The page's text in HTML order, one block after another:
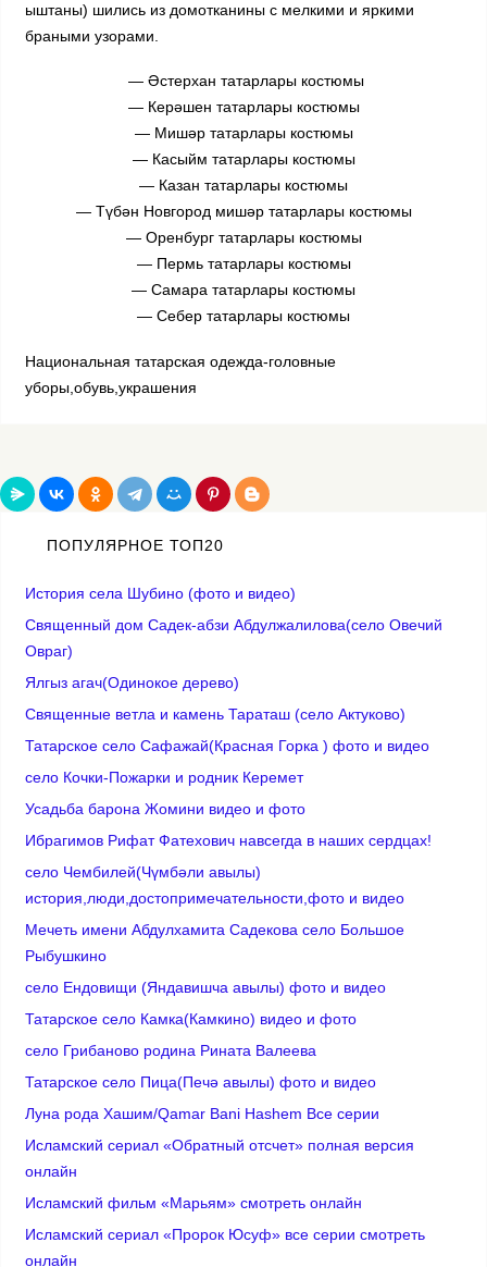
ыштаны) шились из домотканины с мелкими и яркими
браными узорами.
— Әстерхан татарлары костюмы
— Керәшен татарлары костюмы
— Мишәр татарлары костюмы
— Касыйм татарлары костюмы
— Казан татарлары костюмы
— Түбән Новгород мишәр татарлары костюмы
— Оренбург татарлары костюмы
— Пермь татарлары костюмы
— Самара татарлары костюмы
— Себер татарлары костюмы
Национальная татарская одежда-головные
уборы,обувь,украшения
ПОПУЛЯРНОЕ ТОП20
История села Шубино (фото и видео)
Священный дом Садек-абзи Абдулжалилова(село Овечий
Овраг)
Ялгыз агач(Одинокое дерево)
Cвященные ветла и камень Тараташ (село Актуково)
Татарское село Сафажай(Красная Горка ) фото и видео
село Кочки-Пожарки и родник Керемет
Усадьба барона Жомини видео и фото
Ибрагимов Рифат Фатехович навсегда в наших сердцах!
село Чембилей(Чүмбәли авылы)
история,люди,достопримечательности,фото и видео
Мечеть имени Абдулхамита Садекова село Большое
Рыбушкино
село Ендовищи (Яндавишча авылы) фото и видео
Татарское село Камка(Камкино) видео и фото
село Грибаново родина Рината Валеева
Татарское село Пица(Печә авылы) фото и видео
Луна рода Хашим/Qamar Bani Hashem Все серии
Исламский сериал «Обратный отсчет» полная версия
онлайн
Исламский фильм «Марьям» смотреть онлайн
Исламский сериал «Пророк Юсуф» все серии смотреть
онлайн